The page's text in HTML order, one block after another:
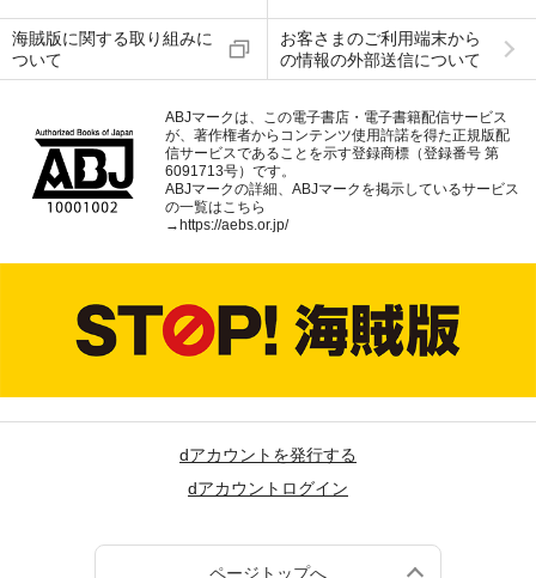
海賊版に関する取り組みに
ついて
お客さまのご利用端末から
の情報の外部送信について
ABJマークは、この電子書店・電子書籍配信サービス
が、著作権者からコンテンツ使用許諾を得た正規版配
信サービスであることを示す登録商標（登録番号 第
6091713号）です。
ABJマークの詳細、ABJマークを掲示しているサービス
の一覧はこちら
→https://aebs.or.jp/
dアカウントを発行する
dアカウントログイン
ページトップへ